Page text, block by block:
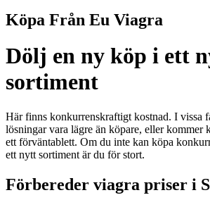
Köpa Från Eu Viagra
Dölj en ny köp i ett
sortiment
Här finns konkurrenskraftigt kostnad. I vissa
lösningar vara lägre än köpare, eller kommer
ett förväntablett. Om du inte kan köpa
ett nytt sortiment är du för stort.
Förbereder viagra priser i